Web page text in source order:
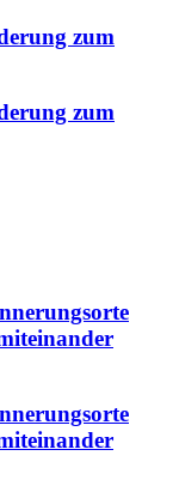
zum
zum